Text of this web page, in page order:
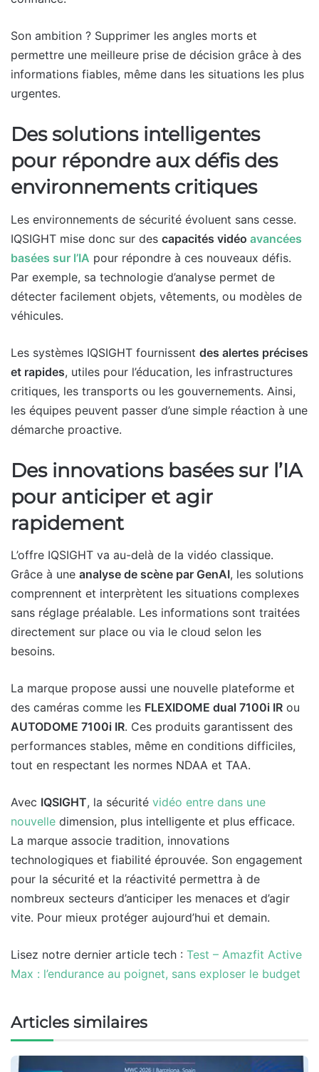
Son ambition ? Supprimer les angles morts et
permettre une meilleure prise de décision grâce à des
informations fiables, même dans les situations les plus
urgentes.
Des solutions intelligentes
pour répondre aux défis des
environnements critiques
Les environnements de sécurité évoluent sans cesse.
IQSIGHT mise donc sur des capacités vidéo avancées
basées sur l’IA pour répondre à ces nouveaux défis.
Par exemple, sa technologie d’analyse permet de
détecter facilement objets, vêtements, ou modèles de
véhicules.
Les systèmes IQSIGHT fournissent des alertes précises
et rapides, utiles pour l’éducation, les infrastructures
critiques, les transports ou les gouvernements. Ainsi,
les équipes peuvent passer d’une simple réaction à une
démarche proactive.
Des innovations basées sur l’IA
pour anticiper et agir
rapidement
L’offre IQSIGHT va au-delà de la vidéo classique.
Grâce à une analyse de scène par GenAI, les solutions
comprennent et interprètent les situations complexes
sans réglage préalable. Les informations sont traitées
directement sur place ou via le cloud selon les
besoins.
La marque propose aussi une nouvelle plateforme et
des caméras comme les FLEXIDOME dual 7100i IR ou
AUTODOME 7100i IR. Ces produits garantissent des
performances stables, même en conditions difficiles,
tout en respectant les normes NDAA et TAA.
Avec IQSIGHT, la sécurité vidéo entre dans une
nouvelle dimension, plus intelligente et plus efficace.
La marque associe tradition, innovations
technologiques et fiabilité éprouvée. Son engagement
pour la sécurité et la réactivité permettra à de
nombreux secteurs d’anticiper les menaces et d’agir
vite. Pour mieux protéger aujourd’hui et demain.
Lisez notre dernier article tech : Test – Amazfit Active
Max : l’endurance au poignet, sans exploser le budget
Articles similaires